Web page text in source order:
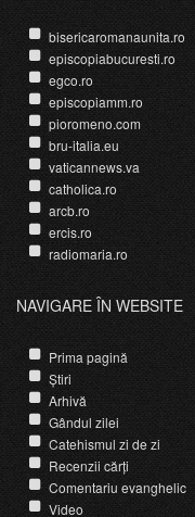
bisericaromanaunita.ro
episcopiabucuresti.ro
egco.ro
episcopiamm.ro
pioromeno.com
bru-italia.eu
vaticannews.va
catholica.ro
arcb.ro
ercis.ro
radiomaria.ro
NAVIGARE ÎN WEBSITE
Prima pagină
Știri
Arhivă
Gândul zilei
Catehismul zi de zi
Recenzii cărți
Comentariu evanghelic
Video